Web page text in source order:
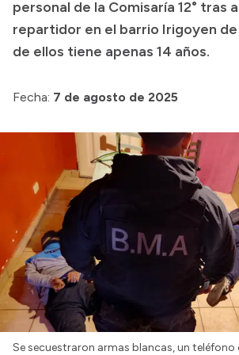
Compras y licitaciones
Consulta de expedientes
Convocatorias
personal de la Comisaría 12° tras
repartidor en el barrio Irigoyen de
de ellos tiene apenas 14 años.
Fecha: 7 de agosto de 2025
Se secuestraron armas blancas, un teléfono